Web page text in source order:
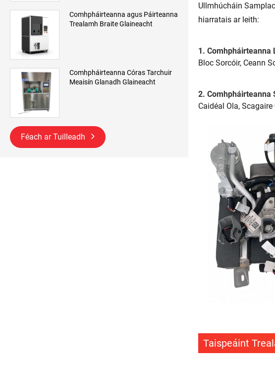
Comhpháirteanna agus Páirteanna
Trealamh Braite Glaineacht
Comhpháirteanna Córas Tarchuir
Meaisín Glanadh Glaineacht
Féach ar Tuilleadh
Ullmhúcháin
hiarratais ar leith:
1. Comhpháirteanna
Bloc Sorcóir, Ceann
2. Comhpháirteanna
Caidéal Ola,
Taispeáint